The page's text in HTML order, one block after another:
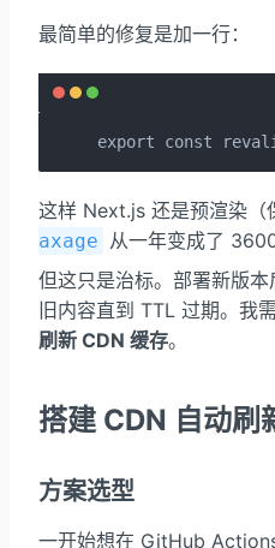
最简单的修复是加一行：
export const
这样 Next.js 还是预渲染（
axage
从一年变成了 3600
但这只是治标。部署新版
旧内容直到 TTL 过期。我需
刷新 CDN 缓存。
搭建 CDN 自动刷
方案选型
一开始想在 GitHub